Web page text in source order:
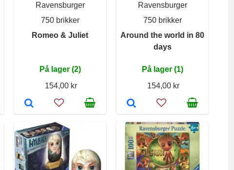
Ravensburger
750 brikker
Romeo & Juliet
På lager (2)
154,00 kr
Ravensburger
750 brikker
Around the world in 80
days
På lager (1)
154,00 kr